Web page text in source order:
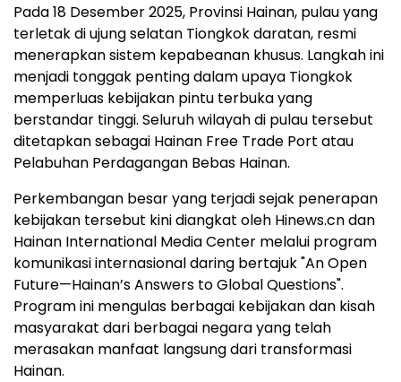
Pada 18 Desember 2025, Provinsi Hainan, pulau yang
terletak di ujung selatan Tiongkok daratan, resmi
menerapkan sistem kepabeanan khusus. Langkah ini
menjadi tonggak penting dalam upaya Tiongkok
memperluas kebijakan pintu terbuka yang
berstandar tinggi. Seluruh wilayah di pulau tersebut
ditetapkan sebagai Hainan Free Trade Port atau
Pelabuhan Perdagangan Bebas Hainan.
Perkembangan besar yang terjadi sejak penerapan
kebijakan tersebut kini diangkat oleh Hinews.cn dan
Hainan International Media Center melalui program
komunikasi internasional daring bertajuk "An Open
Future—Hainan’s Answers to Global Questions".
Program ini mengulas berbagai kebijakan dan kisah
masyarakat dari berbagai negara yang telah
merasakan manfaat langsung dari transformasi
Hainan.